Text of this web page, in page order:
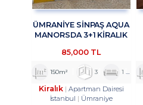
ÜMRANİYE SİNPAŞ AQUA
MANORSDA 3+1 KİRALIK
85,000 TL
150m² 3 1
Kiralık
Apartman Dairesi
İstanbul
Ümraniye